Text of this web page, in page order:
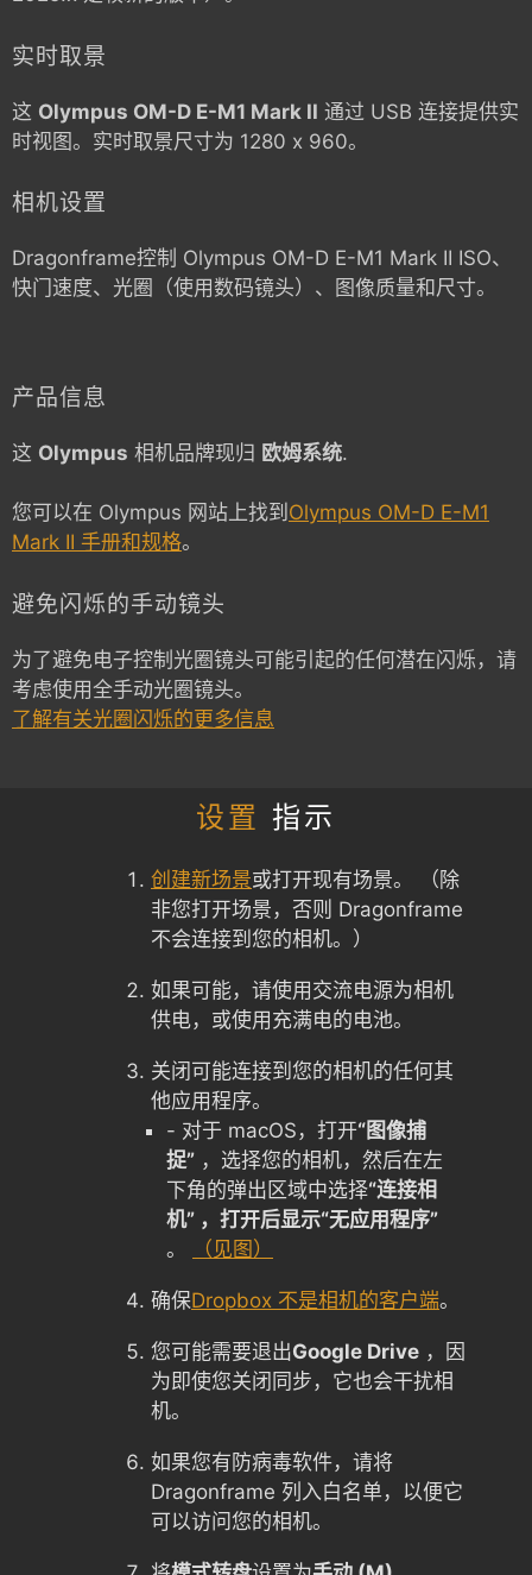
实时取景
这 Olympus OM-D E-M1 Mark II 通过 USB 连接提供实
时视图。实时取景尺寸为 1280 x 960。
相机设置
Dragonframe控制 Olympus OM-D E-M1 Mark II ISO、
快门速度、光圈（使用数码镜头）、图像质量和尺寸。
产品信息
这 Olympus 相机品牌现归 欧姆系统.
您可以在 Olympus 网站上找到 Olympus OM-D E-M1
Mark II 手册和规格。
避免闪烁的手动镜头
为了避免电子控制光圈镜头可能引起的任何潜在闪烁，请
考虑使用全手动光圈镜头。
了解有关光圈闪烁的更多信息
设置 指示
创建新场景或打开现有场景。 （除
非您打开场景，否则 Dragonframe
不会连接到您的相机。）
如果可能，请使用交流电源为相机
供电，或使用充满电的电池。
关闭可能连接到您的相机的任何其
他应用程序。
- 对于 macOS，打开“图像捕
捉” ，选择您的相机，然后在左
下角的弹出区域中选择“连接相
机” ，打开后显示“无应用程序”
。
（见图）
确保Dropbox 不是相机的客户端。
您可能需要退出Google Drive ，因
为即使您关闭同步，它也会干扰相
机。
如果您有防病毒软件，请将
Dragonframe 列入白名单，以便它
可以访问您的相机。